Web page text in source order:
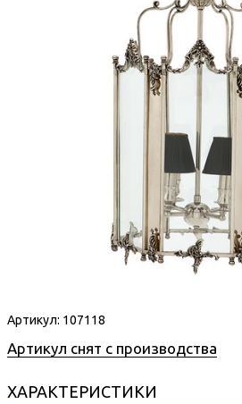
Артикул: 107118
Артикул снят с производства
ХАРАКТЕРИСТИКИ